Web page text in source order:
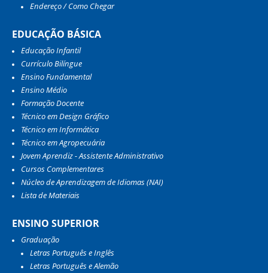
Endereço / Como Chegar
EDUCAÇÃO BÁSICA
Educação Infantil
Currículo Bilíngue
Ensino Fundamental
Ensino Médio
Formação Docente
Técnico em Design Gráfico
Técnico em Informática
Técnico em Agropecuária
Jovem Aprendiz - Assistente Administrativo
Cursos Complementares
Núcleo de Aprendizagem de Idiomas (NAI)
Lista de Materiais
ENSINO SUPERIOR
Graduação
Letras Português e Inglês
Letras Português e Alemão